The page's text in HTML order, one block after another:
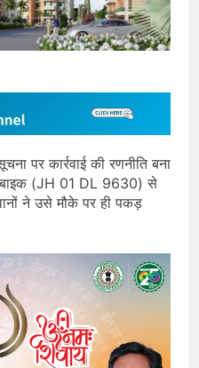
पर कार्रवाई की रणनीति बना
(JH 01 DL 9630) से
ने उसे मौके पर ही पकड़